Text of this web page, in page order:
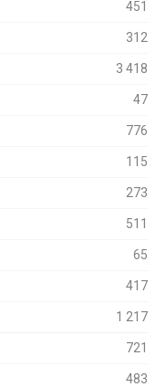
451
312
3 418
47
776
115
273
511
65
417
1 217
721
483